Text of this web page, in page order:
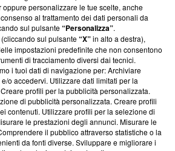
personalizzare le tue scelte, anche
al trattamento dei dati personali da
sul pulsante“Personalizza”.
sul pulsante“X”in alto a destra),
impostazioni predefinite che non consentono
di tracciamento diversi dai tecnici.
i tuoi dati di navigazione per: Archiviare
o accedervi. Utilizzare dati limitati per la
profili per la pubblicità personalizzata.
di pubblicità personalizzata. Creare profili
contenuti. Utilizzare profili per la selezione di
le prestazioni degli annunci. Misurare le
il pubblico attraverso statistiche o la
da fonti diverse. Sviluppare e migliorare i